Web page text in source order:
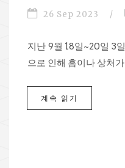
26 Sep 2023 /
지난 9월 18일~20일 3
으로 인해 흠이나 상처
계속 읽기